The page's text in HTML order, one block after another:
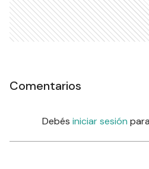
Comentarios
Debés iniciar sesión